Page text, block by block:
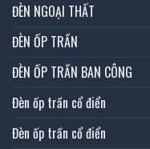
ĐÈN NGOẠI THẤT
ĐÈN ỐP TRẦN
ĐÈN ỐP TRẦN BAN CÔNG
Đèn ốp trần cổ điển
Đèn ốp trần cổ điển